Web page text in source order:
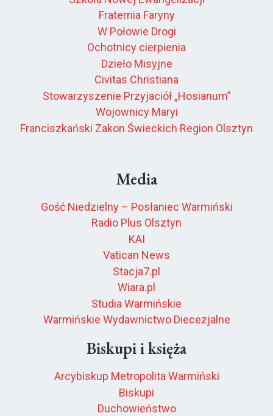
Fraternia Faryny
W Połowie Drogi
Ochotnicy cierpienia
Dzieło Misyjne
Civitas Christiana
Stowarzyszenie Przyjaciół „Hosianum”
Wojownicy Maryi
Franciszkański Zakon Świeckich Region Olsztyn
Media
Gość Niedzielny – Posłaniec Warmiński
Radio Plus Olsztyn
KAI
Vatican News
Stacja7.pl
Wiara.pl
Studia Warmińskie
Warmińskie Wydawnictwo Diecezjalne
Biskupi i księża
Arcybiskup Metropolita Warmiński
Biskupi
Duchowieństwo